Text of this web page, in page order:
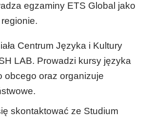
egzaminy ETS Global jako
Centrum Języka i Kultury
LAB. Prowadzi kursy języka
obcego oraz organizuje
skontaktować ze Studium